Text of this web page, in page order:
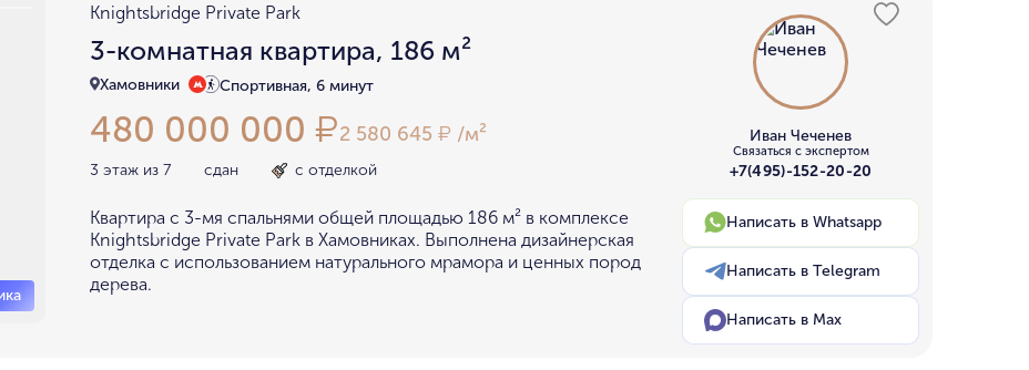
Knightsbridge Private Park
3-комнатная квартира, 186 м²
Хамовники Спортивная, 6 минут
480 000 000 ₽2 580 645 ₽ /м²
3 этаж из 7 сдан с отделкой
Квартира с 3-мя спальнями общей площадью 186 м² в комплексе
Knightsbridge Private Park в Хамовниках. Выполнена дизайнерская
отделка с использованием натурального мрамора и ценных пород
дерева.
Иван Чеченев
Связаться с экспертом
+7(495)-152-20-20
Написать в Whatsapp
Написать в Telegram
Написать в Max